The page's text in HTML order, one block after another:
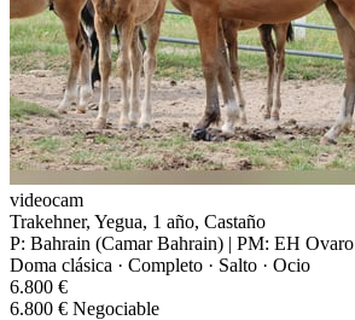
videocam
Trakehner, Yegua, 1 año, Castaño
P: Bahrain (Camar Bahrain) | PM: EH Ovaro
Doma clásica · Completo · Salto · Ocio
6.800 €
6.800 € Negociable